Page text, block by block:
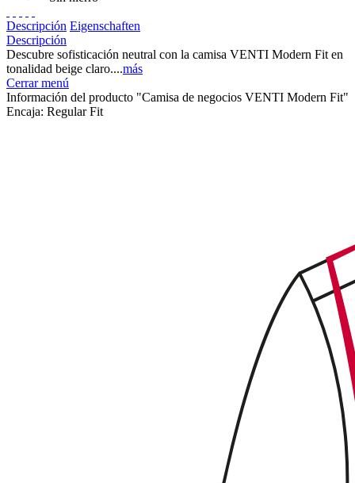
Descripción Eigenschaften
Descripción
Descubre sofisticación neutral con la camisa VENTI Modern Fit en
tonalidad beige claro....más
Cerrar menú
Información del producto "Camisa de negocios VENTI Modern Fit"
Encaja: Regular Fit